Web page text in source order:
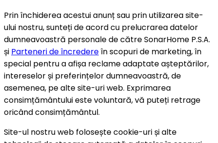
Prin închiderea acestui anunț sau prin utilizarea site-
ului nostru, sunteți de acord cu prelucrarea datelor
dumneavoastră personale de către SonarHome P.S.A.
și Parteneri de încredereîn scopuri de marketing, în
special pentru a afișa reclame adaptate așteptărilor,
intereselor și preferințelor dumneavoastră, de
asemenea, pe alte site-uri web. Exprimarea
consimțământului este voluntară, vă puteți retrage
oricând consimțământul.
Site-ul nostru web folosește cookie-uri și alte